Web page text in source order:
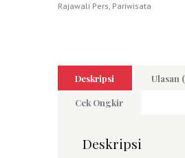
Rajawali Pers, Pariwisata
Deskripsi Ulasan
Cek Ongkir
Deskripsi